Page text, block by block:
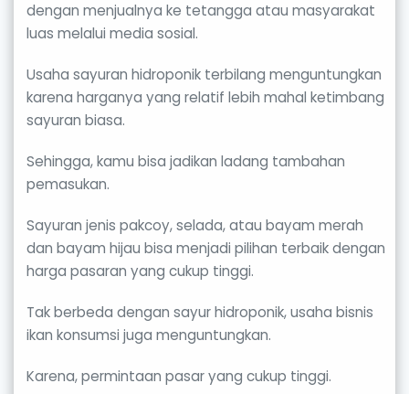
dengan menjualnya ke tetangga atau masyarakat
luas melalui media sosial.
Usaha sayuran hidroponik terbilang menguntungkan
karena harganya yang relatif lebih mahal ketimbang
sayuran biasa.
Sehingga, kamu bisa jadikan ladang tambahan
pemasukan.
Sayuran jenis pakcoy, selada, atau bayam merah
dan bayam hijau bisa menjadi pilihan terbaik dengan
harga pasaran yang cukup tinggi.
Tak berbeda dengan sayur hidroponik, usaha bisnis
ikan konsumsi juga menguntungkan.
Karena, permintaan pasar yang cukup tinggi.